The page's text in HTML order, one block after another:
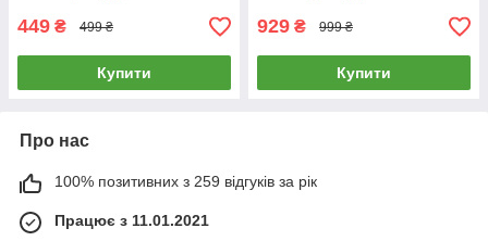
449 ₴ 499 ₴
Купити
929 ₴ 999 ₴
Купити
Про нас
100% позитивних з 259 відгуків за рік
Працює з 11.01.2021